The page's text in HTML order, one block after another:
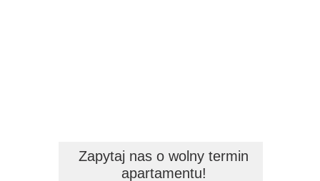
Zapytaj nas o wolny termin
apartamentu!